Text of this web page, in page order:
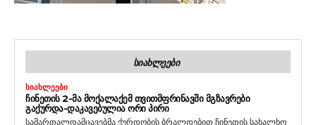
ᲡᲘᲐᲮᲚᲔᲔᲑᲘ
ᲡᲘᲐᲮᲚᲔᲔᲑᲘ
ᲩᲘᲜᲔᲗᲘᲡ 2-ᲛᲐ ᲛᲝᲥᲐᲚᲐᲥᲔᲛ ᲗᲕᲘᲗᲛᲤᲠᲘᲜᲐᲕᲨᲘ ᲛᲒᲖᲐᲕᲠᲔᲑᲘ
ᲒᲐᲥᲣᲠᲓᲐ-ᲓᲐᲙᲐᲕᲔᲑᲣᲚᲘᲐ ᲝᲠᲘ ᲞᲘᲠᲘ
სამართალდამცავებმა ქურდობის ბრალდებით ჩინეთის სახალხო